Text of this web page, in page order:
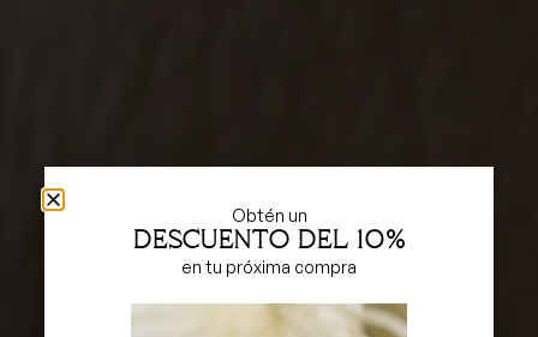
Obtén un
DESCUENTO del 10%
en tu próxima compra